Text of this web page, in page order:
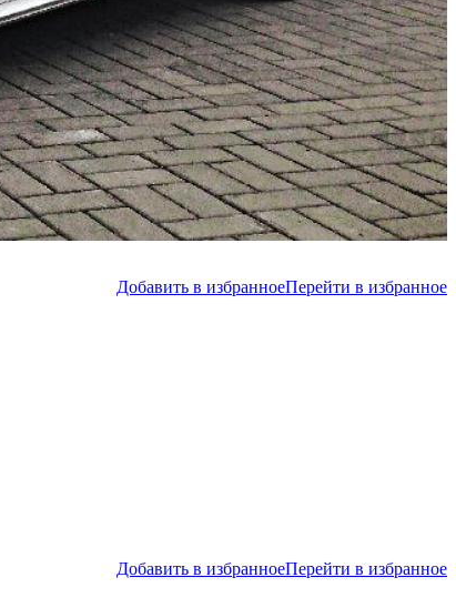
Перейти в избранное
Добавить в избранное
Перейти в избранное
Добавить в избранное